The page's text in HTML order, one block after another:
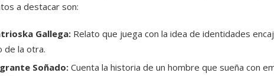
a destacar son:
Gallega: Relato que juega con la idea de identidades
de la otra.
Soñado: Cuenta la historia de un hombre que sueña con